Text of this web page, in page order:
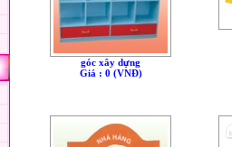
góc xây dựng
Giá : 0 (VNÐ)